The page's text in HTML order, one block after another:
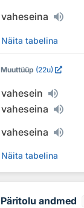
vaheseina
Näita tabelina
Muuttüüp (22u)
vahesein
vaheseina
vaheseina
Näita tabelina
Päritolu andmed